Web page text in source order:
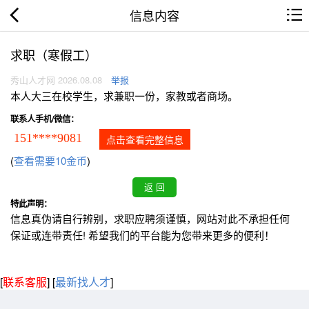
信息内容
求职（寒假工）
秀山人才网 2026.08.08 举报
本人大三在校学生，求兼职一份，家教或者商场。
联系人手机/微信：
151****9081 点击查看完整信息
(查看需要10金币)
特此声明：
信息真伪请自行辨别，求职应聘须谨慎，网站对此不承担任何
保证或连带责任! 希望我们的平台能为您带来更多的便利！
[联系客服] [最新找人才]